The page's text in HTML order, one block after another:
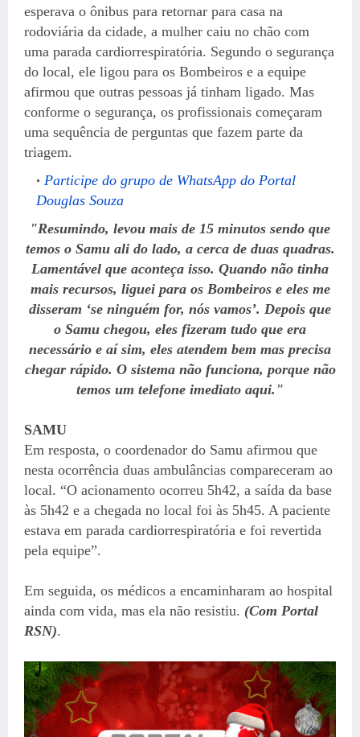
esperava o ônibus para retornar para casa na
rodoviária da cidade, a mulher caiu no chão com
uma parada cardiorrespiratória. Segundo o segurança
do local, ele ligou para os Bombeiros e a equipe
afirmou que outras pessoas já tinham ligado. Mas
conforme o segurança, os profissionais começaram
uma sequência de perguntas que fazem parte da
triagem.
Participe do grupo de WhatsApp do Portal
Douglas Souza
"Resumindo, levou mais de 15 minutos sendo que
temos o Samu ali do lado, a cerca de duas quadras.
Lamentável que aconteça isso. Quando não tinha
mais recursos, liguei para os Bombeiros e eles me
disseram ‘se ninguém for, nós vamos’. Depois que
o Samu chegou, eles fizeram tudo que era
necessário e aí sim, eles atendem bem mas precisa
chegar rápido. O sistema não funciona, porque não
temos um telefone imediato aqui."
SAMU
Em resposta, o coordenador do Samu afirmou que
nesta ocorrência duas ambulâncias compareceram ao
local. “O acionamento ocorreu 5h42, a saída da base
às 5h42 e a chegada no local foi às 5h45. A paciente
estava em parada cardiorrespiratória e foi revertida
pela equipe”.
Em seguida, os médicos a encaminharam ao hospital
ainda com vida, mas ela não resistiu. (Com Portal
RSN).